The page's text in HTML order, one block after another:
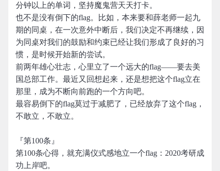
分钟以上的单词，坚持魔鬼营天天打卡。
也不是没有倒下的flag。比如，本来要和薛老师一起九
期的同桌，在一次意外中断后，我们决定不再继续，因
为同桌对我们的鼓励和约束已经让我们形成了良好的习
惯，是时候开始新的尝试。
前两年雄心壮志，心里立了一个远大的flag——要去美
国总部工作。最近又回想起来，还是想把这个flag立在
那里，成为不断向前跑的一个方向吧。
最容易倒下的flag莫过于减肥了，已经放弃了这个flag，
不敢立，不敢立。
『第100条』
第100条心得，就充满仪式感地立一个flag：2020考研成
功上岸吧。